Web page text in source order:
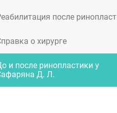
после
о хирурге
и после ринопластики у
Д. Л.